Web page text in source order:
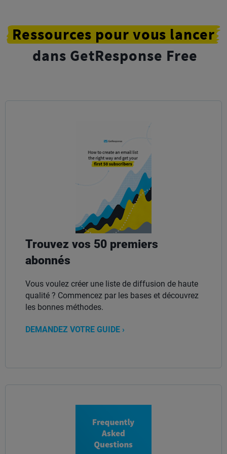
Ressources pour vous lancer
dans GetResponse Free
Trouvez vos 50 premiers
abonnés
Vous voulez créer une liste de diffusion de haute
qualité ? Commencez par les bases et découvrez
les bonnes méthodes.
DEMANDEZ VOTRE GUIDE ›